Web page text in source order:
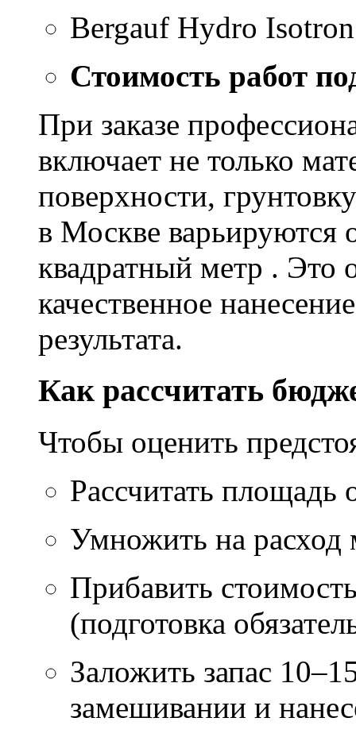
Bergauf Hydro
Стоимость работ
При заказе
включает не только
поверхности,
в Москве варьируются
квадратный метр . Это
качественное
результата.
Как рассчитать
Чтобы оценить
Рассчитать площадь
Умножить на расход
Прибавить
(подготовка
Заложить запас
замешивании и